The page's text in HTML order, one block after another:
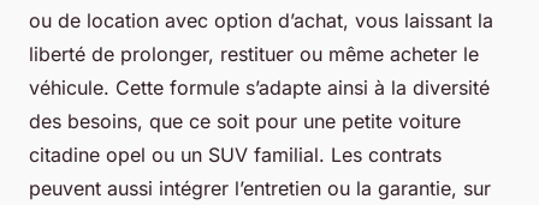
ou de location avec option d’achat, vous laissant la
liberté de prolonger, restituer ou même acheter le
véhicule. Cette formule s’adapte ainsi à la diversité
des besoins, que ce soit pour une petite voiture
citadine opel ou un SUV familial. Les contrats
peuvent aussi intégrer l’entretien ou la garantie, sur